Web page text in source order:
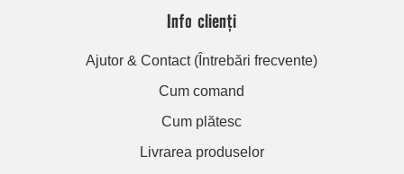
Info clienți
Ajutor & Contact (Întrebări frecvente)
Cum comand
Cum plătesc
Livrarea produselor